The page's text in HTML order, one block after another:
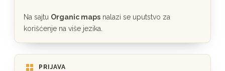
Na sajtu Organic maps nalazi se uputstvo za
korišćenje na više jezika.
PRIJAVA